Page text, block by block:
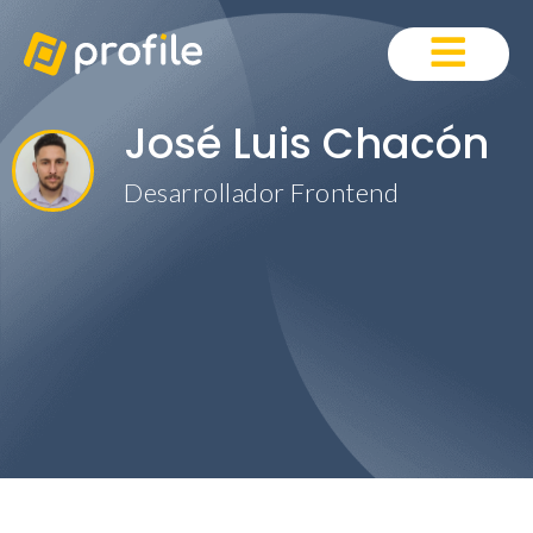
José Luis Chacón
Desarrollador Frontend